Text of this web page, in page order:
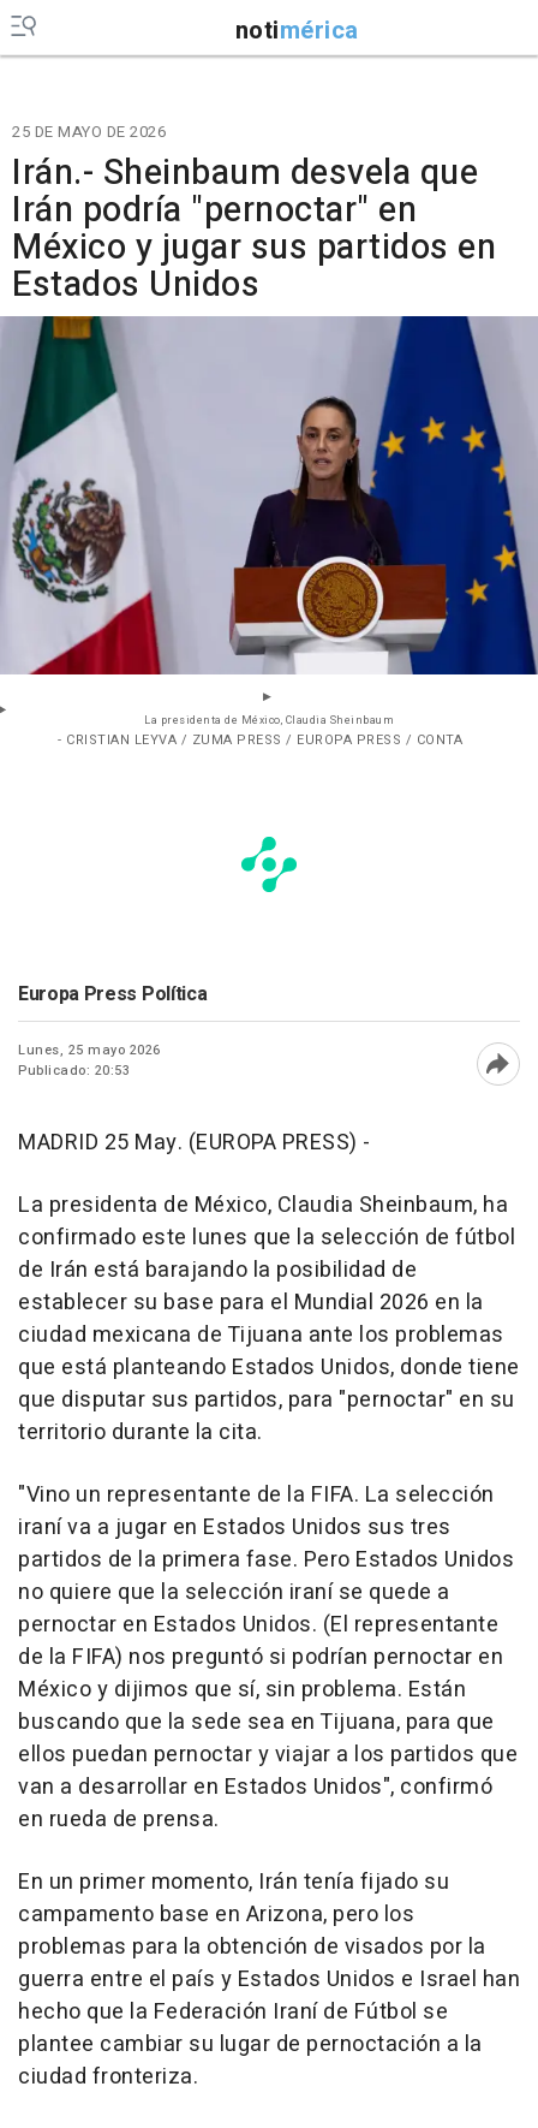
notimérica
25 DE MAYO DE 2026
Irán.- Sheinbaum desvela que
Irán podría "pernoctar" en
México y jugar sus partidos en
Estados Unidos
La presidenta de México, Claudia Sheinbaum
- CRISTIAN LEYVA / ZUMA PRESS / EUROPA PRESS / CONTA
Europa Press Política
Lunes, 25 mayo 2026
Publicado: 20:53
MADRID 25 May. (EUROPA PRESS) -
La presidenta de México, Claudia Sheinbaum, ha
confirmado este lunes que la selección de fútbol
de Irán está barajando la posibilidad de
establecer su base para el Mundial 2026 en la
ciudad mexicana de Tijuana ante los problemas
que está planteando Estados Unidos, donde tiene
que disputar sus partidos, para "pernoctar" en su
territorio durante la cita.
"Vino un representante de la FIFA. La selección
iraní va a jugar en Estados Unidos sus tres
partidos de la primera fase. Pero Estados Unidos
no quiere que la selección iraní se quede a
pernoctar en Estados Unidos. (El representante
de la FIFA) nos preguntó si podrían pernoctar en
México y dijimos que sí, sin problema. Están
buscando que la sede sea en Tijuana, para que
ellos puedan pernoctar y viajar a los partidos que
van a desarrollar en Estados Unidos", confirmó
en rueda de prensa.
En un primer momento, Irán tenía fijado su
campamento base en Arizona, pero los
problemas para la obtención de visados por la
guerra entre el país y Estados Unidos e Israel han
hecho que la Federación Iraní de Fútbol se
plantee cambiar su lugar de pernoctación a la
ciudad fronteriza.